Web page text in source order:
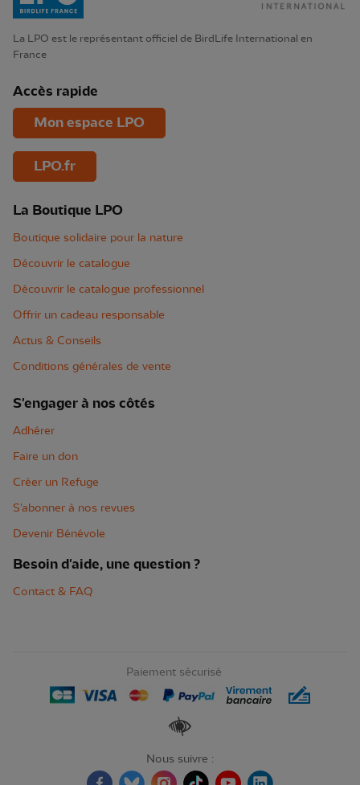
La LPO est le représentant officiel de BirdLife International en
France
Accès rapide
Mon espace LPO
LPO.fr
La Boutique LPO
Boutique solidaire pour la nature
Découvrir le catalogue
Découvrir le catalogue professionnel
Offrir un cadeau responsable
Actus & Conseils
Conditions générales de vente
S'engager à nos côtés
Adhérer
Faire un don
Créer un Refuge
S'abonner à nos revues
Devenir Bénévole
Besoin d'aide, une question ?
Contact & FAQ
Paiement sécurisé
Renforcer les contrastes
Nous suivre :